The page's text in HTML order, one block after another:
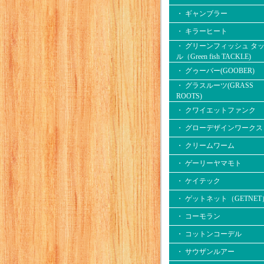
・ ギャンブラー
・ キラーヒート
・ グリーンフィッシュ タ
ル（Green fish TACKLE)
・ グゥーバー(GOOBER)
・ グラスルーツ(GRASS
ROOTS)
・ クワイエットファンク
・ グローデザインワークス
・ クリームワーム
・ ゲーリーヤマモト
・ ケイテック
・ ゲットネット（GETNET
・ コーモラン
・ コットンコーデル
・ サウザンルアー